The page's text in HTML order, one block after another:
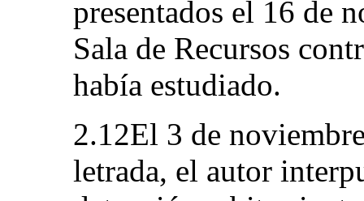
presentados el 16 de
Sala de Recursos
había estudiado.
2.12El 3 de
letrada, el autor